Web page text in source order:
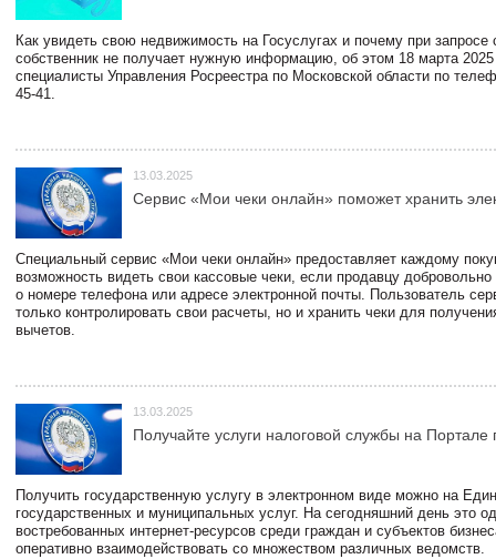
Как увидеть свою недвижимость на Госуслугах и почему при запросе
собственник не получает нужную информацию, об этом 18 марта 2025
специалисты Управления Росреестра по Московской области по
45-41.
13.03.2025
Сервис «Мои чеки онлайн» поможет хранить
Специальный сервис «Мои чеки онлайн» предоставляет каждому
возможность видеть свои кассовые чеки, если продавцу
о номере телефона или адресе электронной почты. Пользователь
только контролировать свои расчеты, но и хранить чеки для
вычетов.
13.03.2025
Получайте услуги налоговой службы на Портале
Получить государственную услугу в электронном виде можно на
государственных и муниципальных услуг. На сегодняшний день это
востребованных интернет-ресурсов среди граждан и субъектов
оперативно взаимодействовать со множеством различных ведомств.